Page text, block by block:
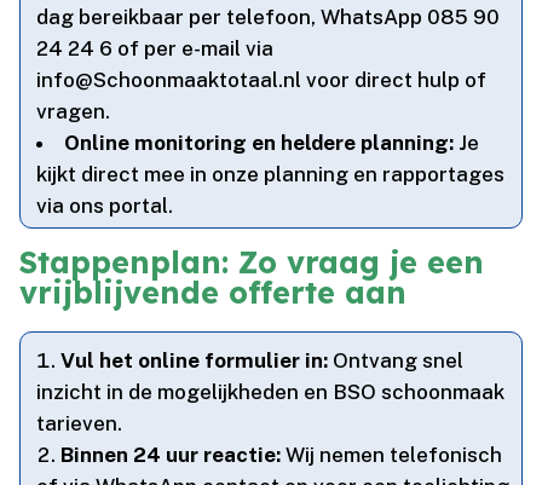
dag bereikbaar per telefoon, WhatsApp 085 90
24 24 6 of per e-mail via
info@Schoonmaaktotaal.​nl voor direct hulp of
vragen.​
Online monitoring en heldere planning: Je
kijkt direct mee in onze planning en rapportages
via ons portal.​
Stappenplan: Zo vraag je een
vrijblijvende offerte aan
Vul het online formulier in: Ontvang snel
inzicht in de mogelijkheden en BSO schoonmaak
tarieven.​
Binnen 24 uur reactie: Wij nemen telefonisch